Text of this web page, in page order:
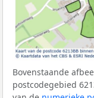
Bovenstaande
postcodegebied